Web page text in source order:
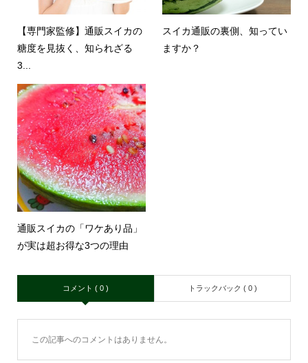
【専門家監修】通販スイカの
糖度を見抜く、知られざる
3...
スイカ通販の裏側、知ってい
ますか？
通販スイカの「ワケあり品」
が実は超お得な3つの理由
コメント ( 0 ) トラックバック ( 0 )
この記事へのコメントはありません。